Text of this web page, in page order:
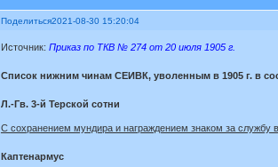
Поделиться2021-08-30 15:20:04
Источник: Приказ по ТКВ № 274 от 20 июля 1905 г.
Список нижним чинам СЕИВК, уволенным в 1905 г. в
Л.-Гв. 3-й Терской сотни
С сохранением мундира и награждением знаком за службу
Каптенармус